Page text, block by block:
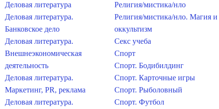
Деловая литература
Деловая литература.
Банковское дело
Деловая литература.
Внешнеэкономическая
деятельность
Деловая литература.
Маркетинг, PR, реклама
Деловая литература.
Религия/мистика/нло
Религия/мистика/нло. Магия и
оккультизм
Секс учеба
Спорт
Спорт. Бодибилдинг
Спорт. Карточные игры
Спорт. Рыболовный
Спорт. Футбол